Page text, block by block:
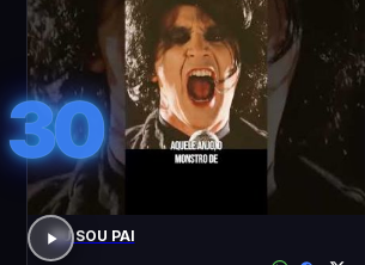
30
EU SOU PAI